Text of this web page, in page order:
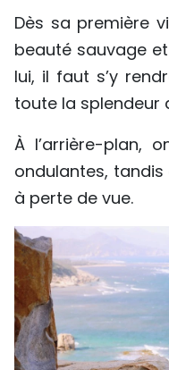
Dès sa première
beauté sauvage
lui, il faut s’y
toute la splendeur
À l’arrière-plan,
ondulantes, tandis
à perte de vue.